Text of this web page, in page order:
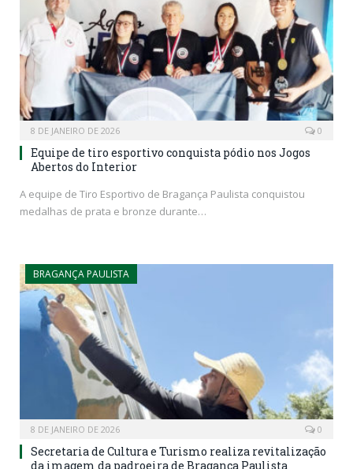
8 DE JANEIRO DE 2026 0
Equipe de tiro esportivo conquista pódio nos Jogos
Abertos do Interior
A equipe de Tiro Esportivo de Bragança Paulista conquistou
medalhas de prata e bronze durante…
BRAGANÇA PAULISTA
8 DE JANEIRO DE 2026 0
Secretaria de Cultura e Turismo realiza revitalização
da imagem da padroeira de Bragança Paulista